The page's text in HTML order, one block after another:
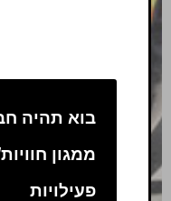
בוא תהיה
ממגון
פעילויות